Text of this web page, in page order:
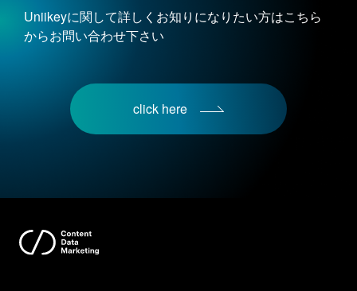
Uniikeyに関して詳しくお知りになりたい方はこちら
からお問い合わせ下さい
click here